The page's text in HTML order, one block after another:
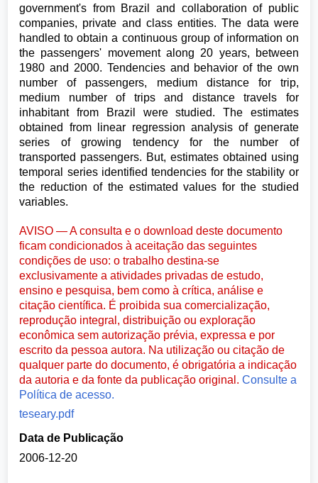
government's from Brazil and collaboration of public
companies, private and class entities. The data were
handled to obtain a continuous group of information on
the passengers' movement along 20 years, between
1980 and 2000. Tendencies and behavior of the own
number of passengers, medium distance for trip,
medium number of trips and distance travels for
inhabitant from Brazil were studied. The estimates
obtained from linear regression analysis of generate
series of growing tendency for the number of
transported passengers. But, estimates obtained using
temporal series identified tendencies for the stability or
the reduction of the estimated values for the studied
variables.
AVISO — A consulta e o download deste documento
ficam condicionados à aceitação das seguintes
condições de uso: o trabalho destina-se
exclusivamente a atividades privadas de estudo,
ensino e pesquisa, bem como à crítica, análise e
citação científica. É proibida sua comercialização,
reprodução integral, distribuição ou exploração
econômica sem autorização prévia, expressa e por
escrito da pessoa autora. Na utilização ou citação de
qualquer parte do documento, é obrigatória a indicação
da autoria e da fonte da publicação original.Consulte a
Política de acesso.
teseary.pdf
Data de Publicação
2006-12-20